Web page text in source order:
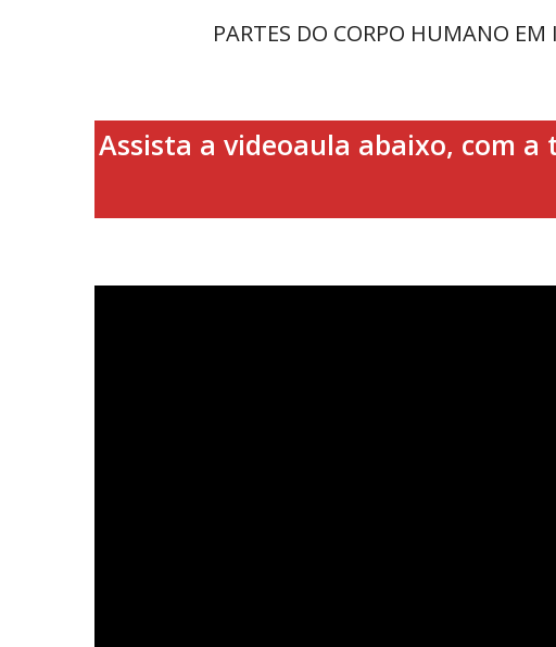
PARTES DO CORPO HUMANO EM
Assista a videoaula abaixo, com a